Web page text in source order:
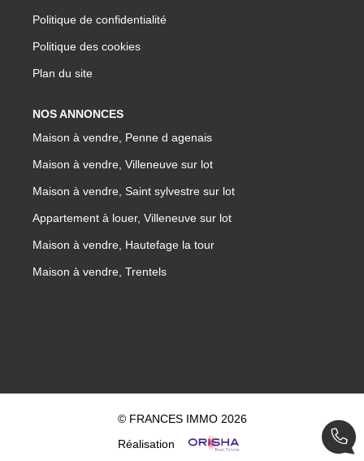
Politique de confidentialité
Politique des cookies
Plan du site
NOS ANNONCES
Maison à vendre, Penne d agenais
Maison à vendre, Villeneuve sur lot
Maison à vendre, Saint sylvestre sur lot
Appartement à louer, Villeneuve sur lot
Maison à vendre, Hautefage la tour
Maison à vendre, Trentels
© FRANCES IMMO 2026
Réalisation